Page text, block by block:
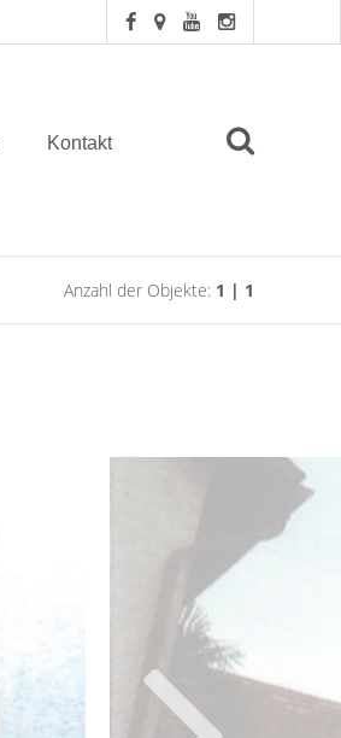
Kontakt
Anzahl der Objekte: 1 | 1